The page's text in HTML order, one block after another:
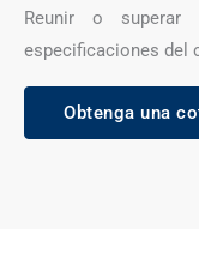
Reunir o superar
especificaciones del
Obtenga una